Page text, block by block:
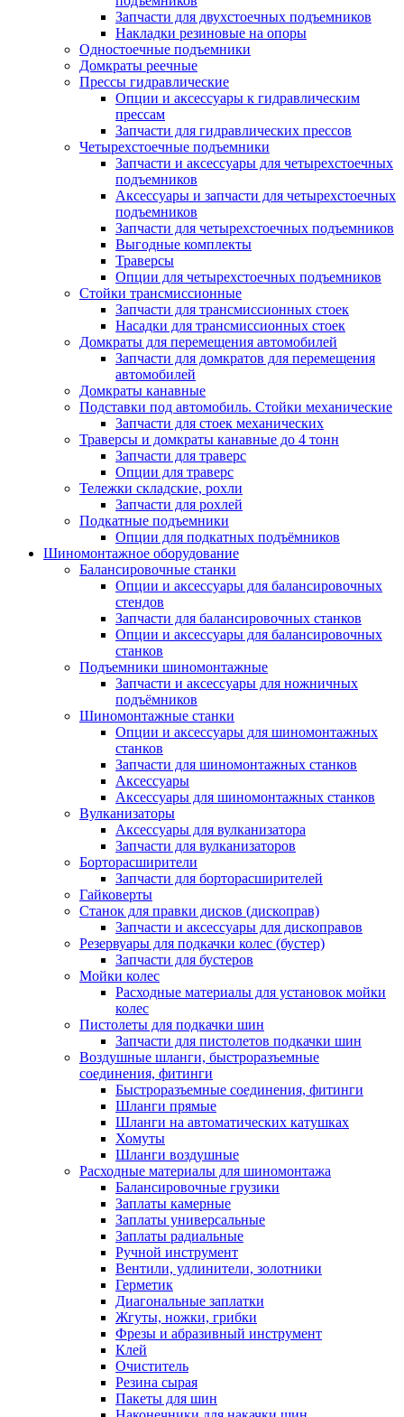
Запчасти для двухстоечных подъемников
Накладки резиновые на опоры
Одностоечные подъемники
Домкраты реечные
Прессы гидравлические
Опции и аксессуары к гидравлическим
прессам
Запчасти для гидравлических прессов
Четырехстоечные подъемники
Запчасти и аксессуары для четырехстоечных
подъемников
Аксессуары и запчасти для четырехстоечных
подъемников
Запчасти для четырехстоечных подъемников
Выгодные комплекты
Траверсы
Опции для четырехстоечных подъемников
Стойки трансмиссионные
Запчасти для трансмиссионных стоек
Насадки для трансмиссионных стоек
Домкраты для перемещения автомобилей
Запчасти для домкратов для перемещения
автомобилей
Домкраты канавные
Подставки под автомобиль. Стойки механические
Запчасти для стоек механических
Траверсы и домкраты канавные до 4 тонн
Запчасти для траверс
Опции для траверс
Тележки складские, рохли
Запчасти для рохлей
Подкатные подъемники
Опции для подкатных подъёмников
Шиномонтажное оборудование
Балансировочные станки
Опции и аксессуары для балансировочных
стендов
Запчасти для балансировочных станков
Опции и аксессуары для балансировочных
станков
Подъемники шиномонтажные
Запчасти и аксессуары для ножничных
подъёмников
Шиномонтажные станки
Опции и аксессуары для шиномонтажных
станков
Запчасти для шиномонтажных станков
Аксессуары
Аксессуары для шиномонтажных станков
Вулканизаторы
Аксессуары для вулканизатора
Запчасти для вулканизаторов
Борторасширители
Запчасти для борторасширителей
Гайковерты
Станок для правки дисков (дископрав)
Запчасти и аксессуары для дископравов
Резервуары для подкачки колес (бустер)
Запчасти для бустеров
Мойки колес
Расходные материалы для установок мойки
колес
Пистолеты для подкачки шин
Запчасти для пистолетов подкачки шин
Воздушные шланги, быстроразъемные
соединения, фитинги
Быстроразъемные соединения, фитинги
Шланги прямые
Шланги на автоматических катушках
Хомуты
Шланги воздушные
Расходные материалы для шиномонтажа
Балансировочные грузики
Заплаты камерные
Заплаты универсальные
Заплаты радиальные
Ручной инструмент
Вентили, удлинители, золотники
Герметик
Диагональные заплатки
Жгуты, ножки, грибки
Фрезы и абразивный инструмент
Клей
Очиститель
Резина сырая
Пакеты для шин